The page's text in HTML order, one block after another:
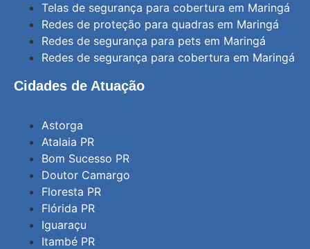
Telas de segurança para cobertura em Maringá
Redes de proteção para quadras em Maringá
Redes de segurança para pets em Maringá
Redes de segurança para cobertura em Maringá
Cidades de Atuação
Astorga
Atalaia PR
Bom Sucesso PR
Doutor Camargo
Floresta PR
Flórida PR
Iguaraçu
Itambé PR